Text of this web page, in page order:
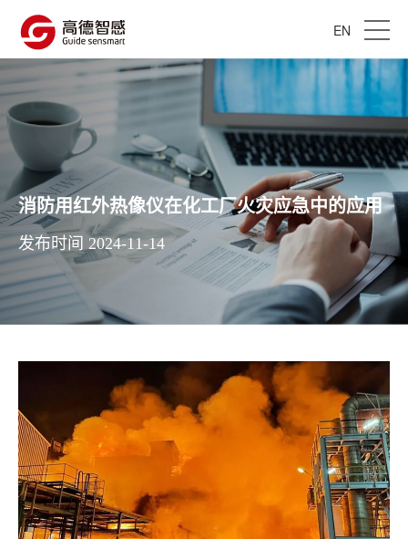
EN
消防用红外热像仪在化工厂火灾应急中的应用
发布时间 2024-11-14